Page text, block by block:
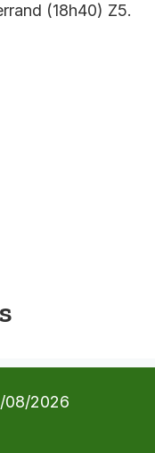
(18h40) Z5.
08/2026